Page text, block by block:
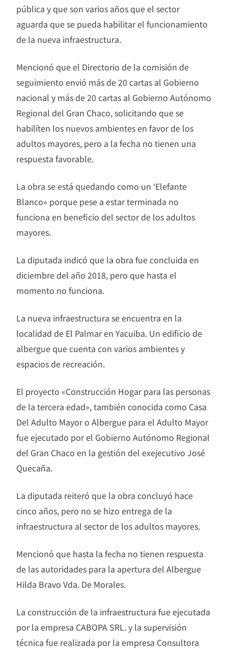
pública y que son varios años que el sector
aguarda que se pueda habilitar el funcionamiento
de la nueva infraestructura.
Mencionó que el Directorio de la comisión de
seguimiento envió más de 20 cartas al Gobierno
nacional y más de 20 cartas al Gobierno Autónomo
Regional del Gran Chaco, solicitando que se
habilíten los nuevos ambientes en favor de los
adultos mayores, pero a la fecha no tienen una
respuesta favorable.
La obra se está quedando como un ‘Elefante
Blanco» porque pese a estar terminada no
funciona en beneficio del sector de los adultos
mayores.
La diputada indicó que la obra fue concluida en
diciembre del año 2018, pero que hasta el
momento no funciona.
La nueva infraestructura se encuentra en la
localidad de El Palmar en Yacuiba. Un edificio de
albergue que cuenta con varios ambientes y
espacios de recreación.
El proyecto «Construcción Hogar para las personas
de la tercera edad», también conocida como Casa
Del Adulto Mayor o Albergue para el Adulto Mayor
fue ejecutado por el Gobierno Autónomo Regional
del Gran Chaco en la gestión del exejecutivo José
Quecaña.
La diputada reiteró que la obra concluyó hace
cinco años, pero no se hizo entrega de la
infraestructura al sector de los adultos mayores.
Mencionó que hasta la fecha no tienen respuesta
de las autoridades para la apertura del Albergue
Hilda Bravo Vda. De Morales.
La construcción de la infraestructura fue ejecutada
por la empresa CABOPA SRL. y la supervisión
técnica fue realizada por la empresa Consultora